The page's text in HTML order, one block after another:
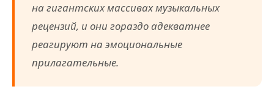
на гигантских массивах музыкальных
рецензий, и они гораздо адекватнее
реагируют на эмоциональные
прилагательные.